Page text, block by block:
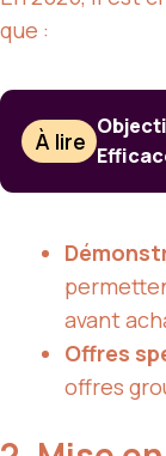
que :
À lire
avant
Offres
offres